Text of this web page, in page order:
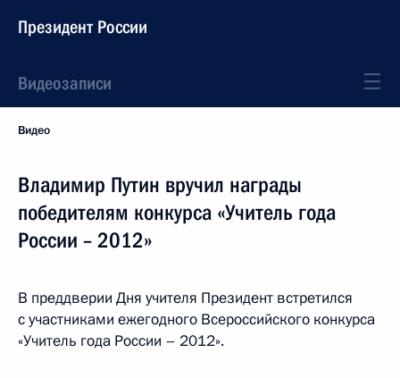
Президент России
Видеозаписи
Видео
Владимир Путин вручил награды
победителям конкурса «Учитель года
России – 2012»
В преддверии Дня учителя Президент встретился
с участниками ежегодного Всероссийского конкурса
«Учитель года России – 2012».